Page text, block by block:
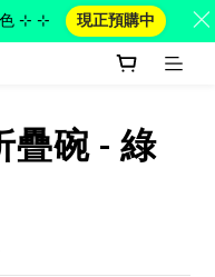
疊碗 - 綠
色 ⊹ ⊹ 現正預購中